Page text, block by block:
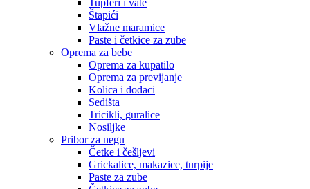
Tupferi i vate
Štapići
Vlažne maramice
Paste i četkice za zube
Oprema za bebe
Oprema za kupatilo
Oprema za previjanje
Kolica i dodaci
Sedišta
Tricikli, guralice
Nosiljke
Pribor za negu
Četke i češljevi
Grickalice, makazice, turpije
Paste za zube